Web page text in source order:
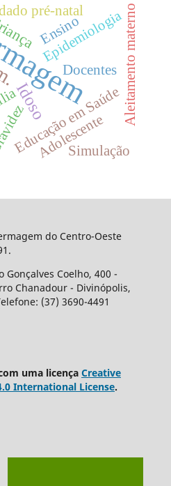
Idoso
pré-natal
Educação em Saúde
Adolescente
Aleitamento materno
Ensino
Epidemiologia
Docentes
Simulação
do Centro-Oeste
Gonçalves Coelho, 400 -
Chanadour - Divinópolis,
(37) 3690-4491
uma licença Creative
International License.